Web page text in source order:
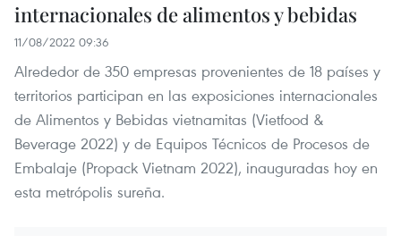
internacionales de alimentos y bebidas
11/08/2022 09:36
Alrededor de 350 empresas provenientes de 18 países y
territorios participan en las exposiciones internacionales
de Alimentos y Bebidas vietnamitas (Vietfood &
Beverage 2022) y de Equipos Técnicos de Procesos de
Embalaje (Propack Vietnam 2022), inauguradas hoy en
esta metrópolis sureña.